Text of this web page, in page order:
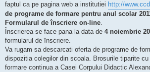
faptul ca pe pagina web a institutiei http://
de programe de formare pentru anul scolar
Formularul de înscriere on-line.
Înscrierea se face pana la data de 4 noiembrie
formularul de înscriere.
Va rugam sa descarcati oferta de programe de
dispozitia colegilor din scoala. Brosurile tiparite
formare continua a Casei Corpului Didactic